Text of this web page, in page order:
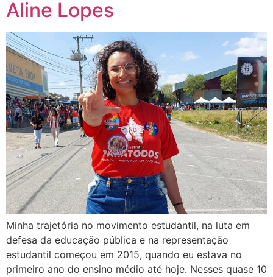
Aline Lopes
Minha trajetória no movimento estudantil, na luta em
defesa da educação pública e na representação
estudantil começou em 2015, quando eu estava no
primeiro ano do ensino médio até hoje. Nesses quase 10